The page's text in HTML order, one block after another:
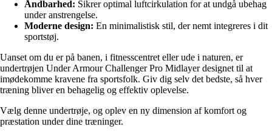
Åndbarhed: Sikrer optimal luftcirkulation for at undgå ubehag
under anstrengelse.
Moderne design: En minimalistisk stil, der nemt integreres i dit
sportstøj.
Uanset om du er på banen, i fitnesscentret eller ude i naturen, er
undertrøjen Under Armour Challenger Pro Midlayer designet til at
imødekomme kravene fra sportsfolk. Giv dig selv det bedste, så hver
træning bliver en behagelig og effektiv oplevelse.
Vælg denne undertrøje, og oplev en ny dimension af komfort og
præstation under dine træninger.